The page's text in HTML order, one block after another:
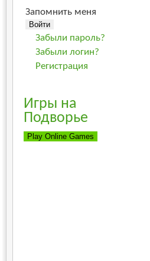
Запомнить меня
Забыли пароль?
Забыли логин?
Регистрация
Игры на
Подворье